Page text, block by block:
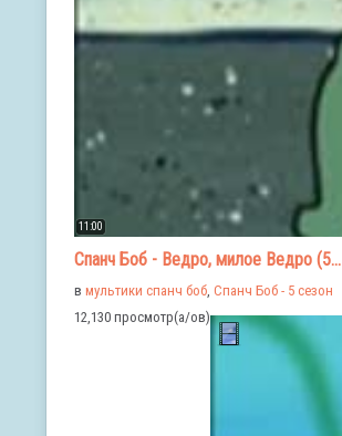
11:00
Спанч Боб - Ведро, милое Ведро (5...
в мультики спанч боб Спанч Боб - 5 сезон
12,130 просмотр(а/ов)